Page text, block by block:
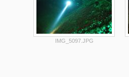
IMG_5097.JPG